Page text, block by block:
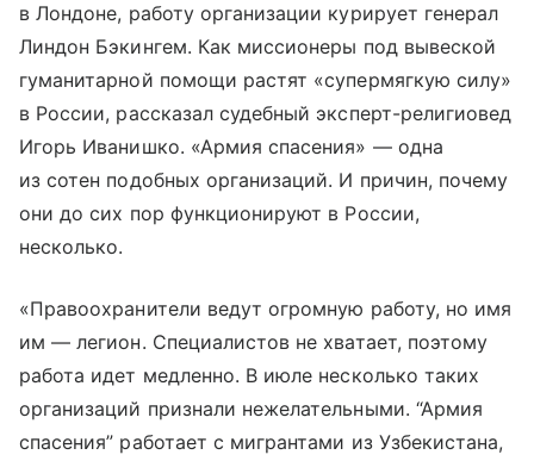
в Лондоне, работу организации курирует генерал
Линдон Бэкингем. Как миссионеры под вывеской
гуманитарной помощи растят «супермягкую силу»
в России, рассказал судебный эксперт-религиовед
Игорь Иванишко. «Армия спасения» — одна
из сотен подобных организаций. И причин, почему
они до сих пор функционируют в России,
несколько.
«Правоохранители ведут огромную работу, но имя
им — легион. Специалистов не хватает, поэтому
работа идет медленно. В июле несколько таких
организаций признали нежелательными. “Армия
спасения” работает с мигрантами из Узбекистана,